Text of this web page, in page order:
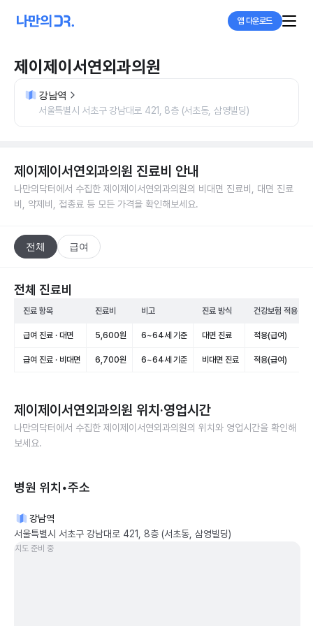
앱 다운로드
제이제이서연외과의원
강남역
서울특별시 서초구 강남대로 421, 8층 (서초동, 삼영빌딩)
제이제이서연외과의원 진료비 안내
나만의닥터에서 수집한 제이제이서연외과의원의 비대면 진료비, 대면 진료
비, 약제비, 접종료 등 모든 가격을 확인해보세요.
전체 급여
전체 진료비
진료 항목 진료비 비고 진료 방식 건강보험 적용
급여 진료 · 대면 5,600원 6~64세 기준 대면 진료 적용(급여)
급여 진료 · 비대면 6,700원 6~64세 기준 비대면 진료 적용(급여)
제이제이서연외과의원 위치·영업시간
나만의닥터에서 수집한 제이제이서연외과의원의 위치와 영업시간을 확인해
보세요.
병원 위치•주소
강남역
서울특별시 서초구 강남대로 421, 8층 (서초동, 삼영빌딩)
지도 준비 중